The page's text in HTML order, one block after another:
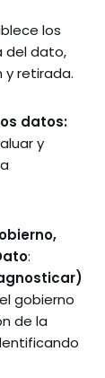
los
del dato,
y retirada.
datos:
y
:
gobierno
de la